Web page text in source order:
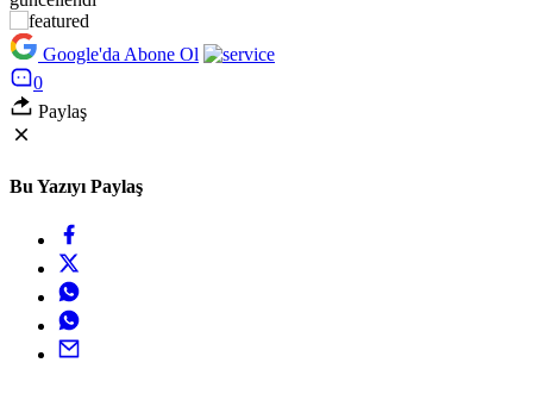
Google'da Abone Ol
0
Paylaş
Bu Yazıyı Paylaş